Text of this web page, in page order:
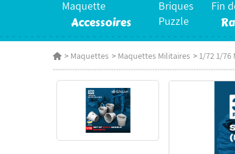
Maquette
Accessoires
Briques
Puzzle
Fin
> Maquettes > Maquettes Militaires >1/72 1/76